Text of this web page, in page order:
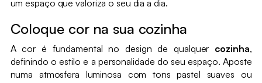
um espaço que valoriza o seu dia a dia.
Coloque cor na sua cozinha
A cor é fundamental no design de qualquer cozinha,
definindo o estilo e a personalidade do seu espaço. Aposte
numa atmosfera luminosa com tons pastel suaves ou